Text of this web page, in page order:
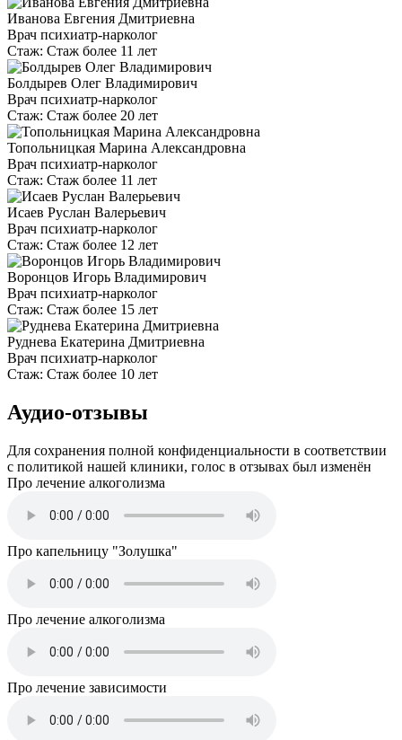
Иванова Евгения Дмитриевна
Врач психиатр-нарколог
Стаж: Стаж более 11 лет
Болдырев Олег Владимирович
Врач психиатр-нарколог
Стаж: Стаж более 20 лет
Топольницкая Марина Александровна
Врач психиатр-нарколог
Стаж: Стаж более 11 лет
Исаев Руслан Валерьевич
Врач психиатр-нарколог
Стаж: Стаж более 12 лет
Воронцов Игорь Владимирович
Врач психиатр-нарколог
Стаж: Стаж более 15 лет
Руднева Екатерина Дмитриевна
Врач психиатр-нарколог
Стаж: Стаж более 10 лет
Аудио-отзывы
Для сохранения полной конфиденциальности в соответствии
с политикой нашей клиники, голос в отзывах был изменён
Про лечение алкоголизма
Про капельницу "Золушка"
Про лечение алкоголизма
Про лечение зависимости